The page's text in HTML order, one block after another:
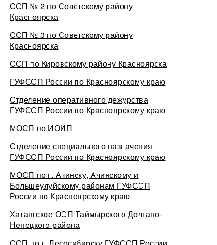
ОСП № 2 по Советскому району
Красноярска
ОСП № 3 по Советскому району
Красноярска
ОСП по Кировскому району Красноярска
ГУФССП России по Красноярскому краю
Отделение оперативного дежурства
ГУФССП России по Красноярскому краю
МОСП по ИОИП
Отделение специального назначения
ГУФССП России по Красноярскому краю
МОСП по г. Ачинску, Ачинскому и
Большеулуйскому районам ГУФССП
России по Красноярскому краю
Хатангское ОСП Таймырского Долгано-
Ненецкого района